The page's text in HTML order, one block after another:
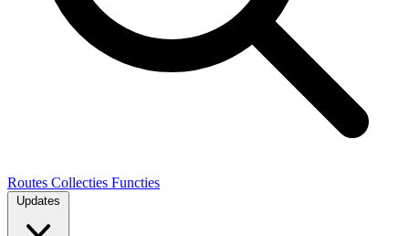
Routes Collecties Functies
Updates